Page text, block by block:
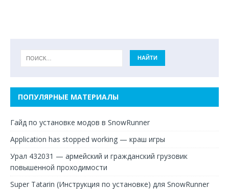
ПОПУЛЯРНЫЕ МАТЕРИАЛЫ
Гайд по установке модов в SnowRunner
Application has stopped working — краш игры
Урал 432031 — армейский и гражданский грузовик
повышенной проходимости
Super Tatarin (Инструкция по установке) для SnowRunner